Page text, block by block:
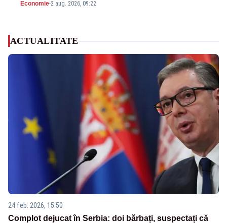
Economie-2 aug. 2026, 09:22
ACTUALITATE
24 feb. 2026, 15:50
Complot dejucat în Serbia: doi bărbați, suspectați că